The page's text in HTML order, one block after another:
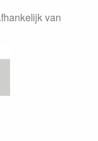
van